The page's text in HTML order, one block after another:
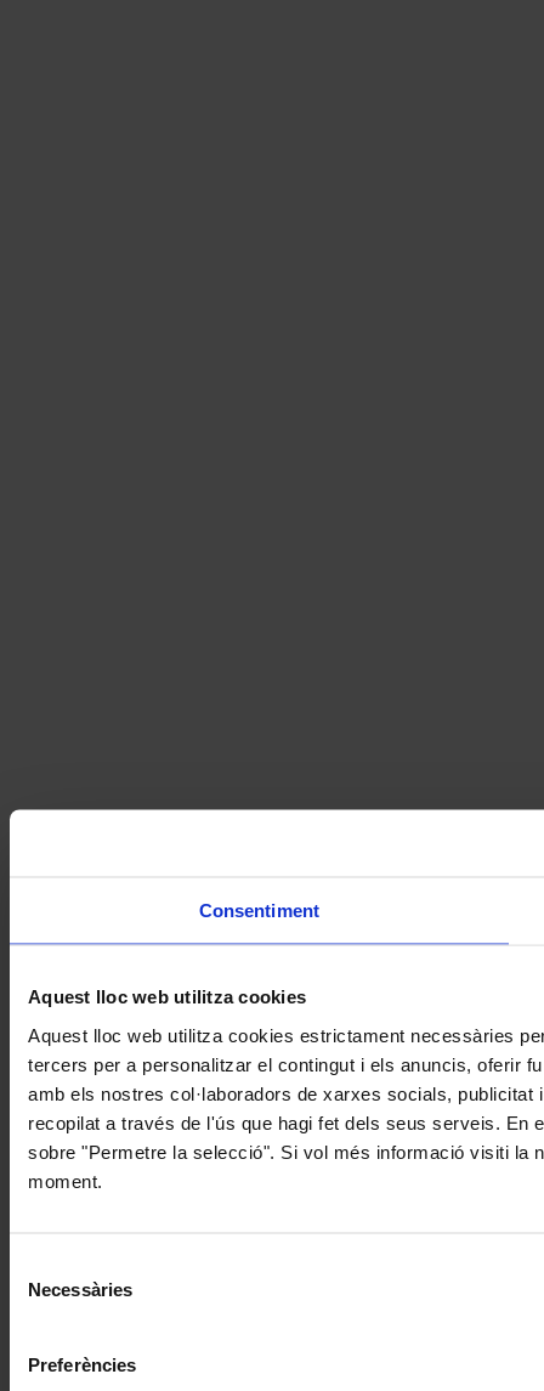
Consentiment
Aquest lloc web utilitza cookies
Aquest lloc web utilitza cookies estrictament necessàries
tercers per a personalitzar el contingut i els anuncis, oferir
amb els nostres col·laboradors de xarxes socials,
recopilat a través de l'ús que hagi fet dels seus serveis. En
sobre "Permetre la selecció". Si vol més informació visiti la
moment.
Necessàries
Preferències